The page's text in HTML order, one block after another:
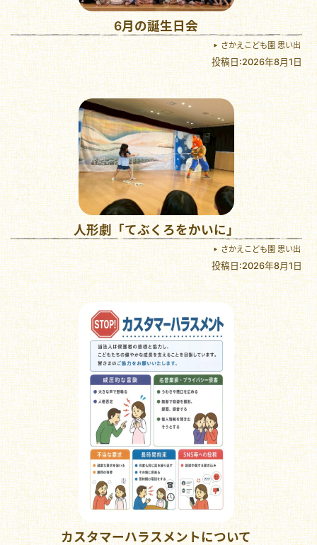
6月の誕生日会
さかえこども園 思い出
投稿日:2026年8月1日
人形劇「てぶくろをかいに」
さかえこども園 思い出
投稿日:2026年8月1日
カスタマーハラスメントについて